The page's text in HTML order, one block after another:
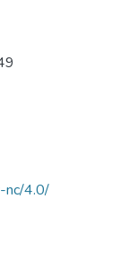
nc/4.0/